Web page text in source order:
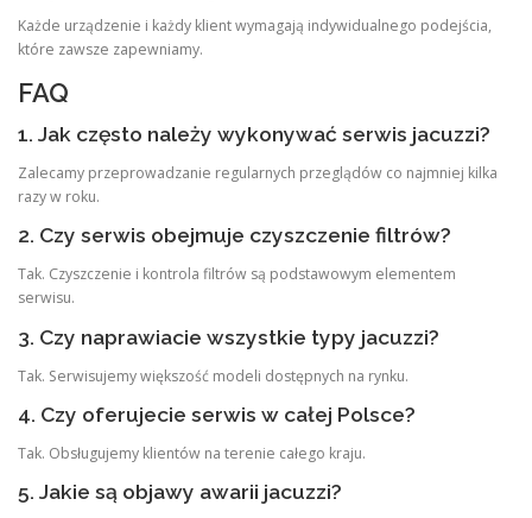
Każde urządzenie i każdy klient wymagają indywidualnego podejścia,
które zawsze zapewniamy.
FAQ
1. Jak często należy wykonywać serwis jacuzzi?
Zalecamy przeprowadzanie regularnych przeglądów co najmniej kilka
razy w roku.
2. Czy serwis obejmuje czyszczenie filtrów?
Tak. Czyszczenie i kontrola filtrów są podstawowym elementem
serwisu.
3. Czy naprawiacie wszystkie typy jacuzzi?
Tak. Serwisujemy większość modeli dostępnych na rynku.
4. Czy oferujecie serwis w całej Polsce?
Tak. Obsługujemy klientów na terenie całego kraju.
5. Jakie są objawy awarii jacuzzi?